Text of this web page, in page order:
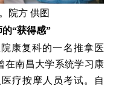
院方 供图
“获得感”
康复科的一名推拿医
在南昌大学系统学习康
疗按摩人员考试。自